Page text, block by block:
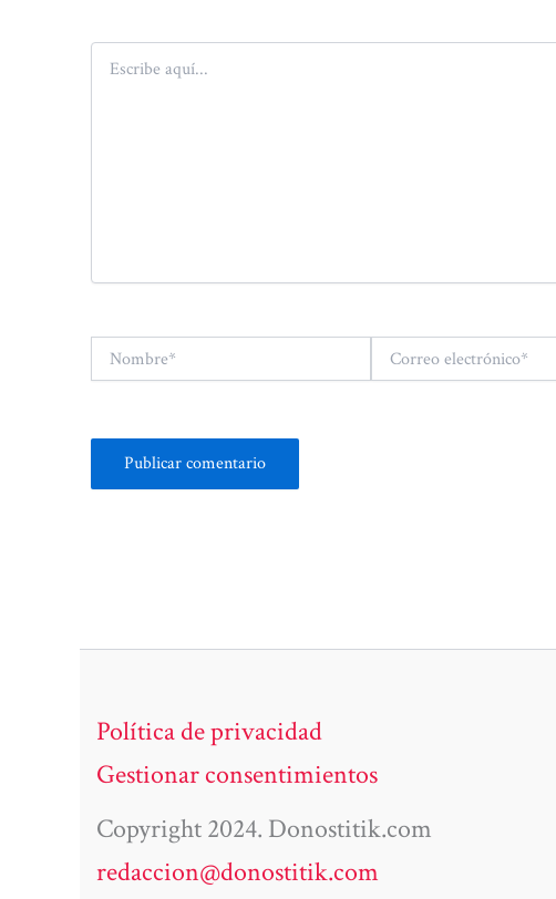
aquí...
electrónico*
Política de privacidad
Gestionar consentimientos
Copyright 2024. Donostitik.com
redaccion@donostitik.com